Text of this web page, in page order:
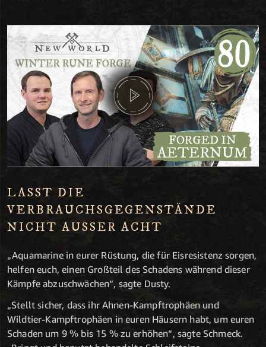
LASST DIE
VERBRAUCHSGEGENSTÄNDE
NICHT AUSSER ACHT
„Aquamarine in eurer Rüstung, die für Eisresistenz sorgen,
helfen euch, einen Großteil des Schadens während dieser
Kämpfe abzuschwächen“, sagte Dusty.
„Stellt sicher, dass ihr Ahnen-Kampftrophäen und
Wildtier-Kampftrophäen in euren Häusern habt, um euren
Schaden um 9 % bis 15 % zu erhöhen“, sagte Schmeck.